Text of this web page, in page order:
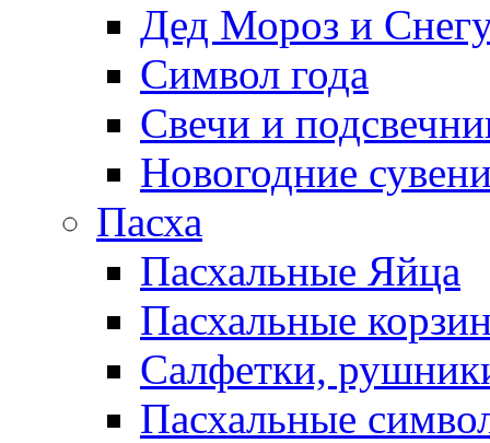
Дед Мороз и
Символ года
Свечи и
Новогодние
Пасха
Пасхальные Яйца
Пасхальные
Салфетки,
Пасхальные